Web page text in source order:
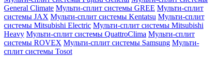
General Climate Мульти-сплит системы GREE Мульти-сплит
системы JAX Мульти-сплит системы Kentatsu Мульти-сплит
системы Mitsubishi Electric Мульти-сплит системы Mitsubishi
Heavy Мульти-сплит системы QuattroClima Мульти-сплит
системы ROVEX Мульти-сплит системы Samsung Мульти-
сплит системы Tosot